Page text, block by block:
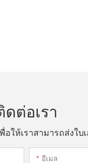
ต่อเรา
ให้เราสามารถส่ง
อีเมล